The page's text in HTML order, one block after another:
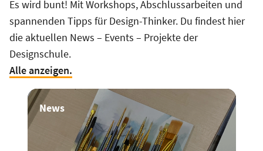
Es wird bunt! Mit Workshops, Abschlussarbeiten und
spannenden Tipps für Design-Thinker. Du findest hier
die aktuellen News – Events – Projekte der
Designschule.
Alle anzeigen.
News